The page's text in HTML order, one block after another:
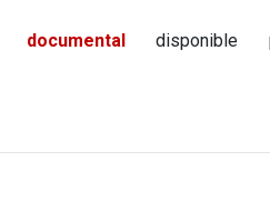
documentaldisponible